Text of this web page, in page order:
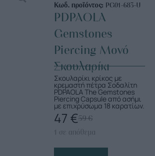
Κωδ. προϊόντος: PG01-683-U
PDPAOLA
Gemstones
Piercing Μονό
Σκουλαρίκι
Σκουλαρίκι κρίκος με
κρεμαστή πέτρα Σοδαλίτη
PDPAOLA The Gemstones
Piercing Capsule από ασήμι
με επιχρύσωμα 18 καρατίων.
59€
47 €
1 σε απόθεμα